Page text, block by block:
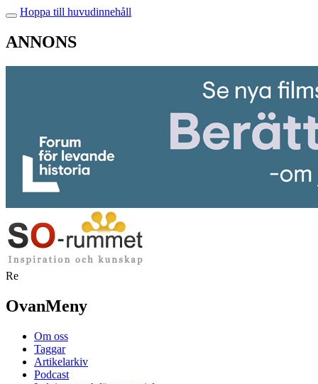
Hoppa till huvudinnehåll
ANNONS
Re
OvanMeny
Om oss
Taggar
Artikelarkiv
Podcast